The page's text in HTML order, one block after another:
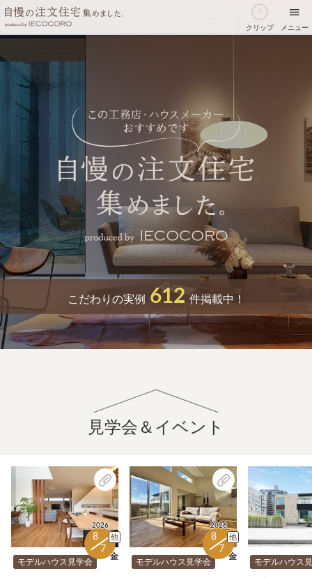
クリップ メニュー
こだわりの実例 612 件掲載中！
見学会＆イベント
2026
8
7
金
他
モデルハウス見学会
2026
8
7
金
他
モデルハウス見学会 モデルハウス